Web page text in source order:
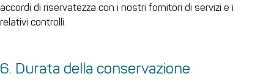
accordi di riservatezza con i nostri fornitori di servizi e i
relativi controlli.
6. Durata della conservazione